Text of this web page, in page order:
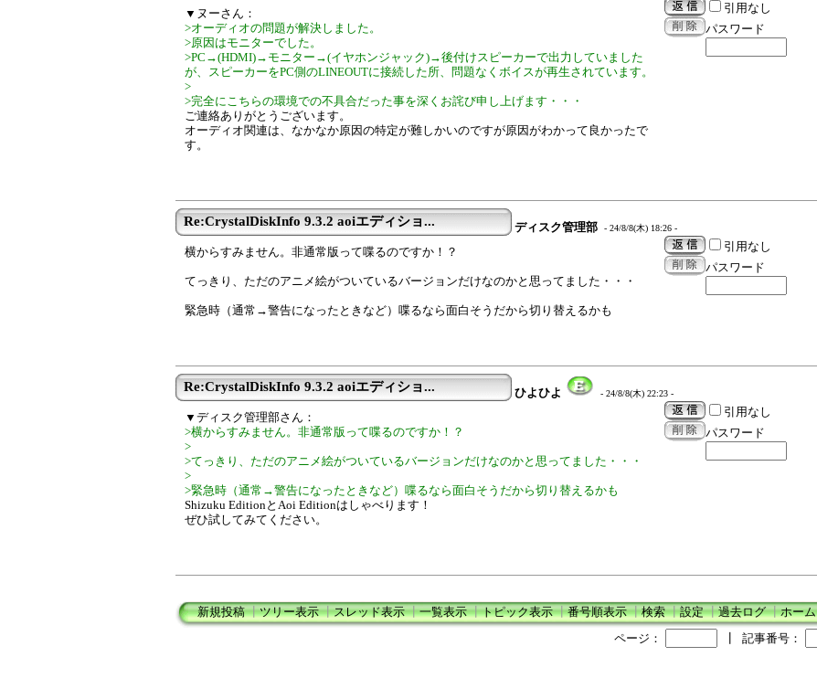
▼ヌーさん：
>オーディオの問題が解決しました。
>原因はモニターでした。
>PC→(HDMI)→モニター→(イヤホンジャック)→後付けスピーカーで出力していました
が、スピーカーをPC側のLINEOUTに接続した所、問題なくボイスが再生されています。
>
>完全にこちらの環境での不具合だった事を深くお詫び申し上げます・・・
ご連絡ありがとうございます。
オーディオ関連は、なかなか原因の特定が難しかいのですが原因がわかって良かったで
す。
引用なし
パスワード
Re:CrystalDiskInfo 9.3.2 aoiエディショ... ディスク管理部 - 24/8/8(木) 18:26 -
横からすみません。非通常版って喋るのですか！？
てっきり、ただのアニメ絵がついているバージョンだけなのかと思ってました・・・
緊急時（通常→警告になったときなど）喋るなら面白そうだから切り替えるかも
引用なし
パスワード
Re:CrystalDiskInfo 9.3.2 aoiエディショ... ひよひよ - 24/8/8(木) 22:23 -
▼ディスク管理部さん：
>横からすみません。非通常版って喋るのですか！？
>
>てっきり、ただのアニメ絵がついているバージョンだけなのかと思ってました・・・
>
>緊急時（通常→警告になったときなど）喋るなら面白そうだから切り替えるかも
Shizuku EditionとAoi Editionはしゃべります！
ぜひ試してみてください。
引用なし
パスワード
新規投稿┃ツリー表示┃スレッド表示┃一覧表示┃トピック表示┃番号順表示┃検索┃設定┃過去ログ┃ホーム
ページ：
記事番号：